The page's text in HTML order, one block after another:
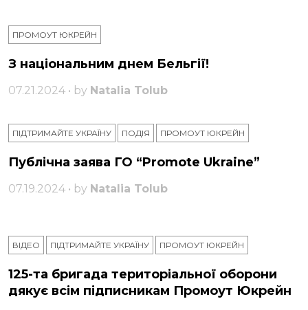
ПРОМОУТ ЮКРЕЙН
З національним днем ​​Бельгії!
07.21.2024 • by Natalia Tolub
ПІДТРИМАЙТЕ УКРАЇНУ ПОДІЯ ПРОМОУТ ЮКРЕЙН
Публічна заява ГО “Promote Ukraine”
07.19.2024 • by Natalia Tolub
ВІДЕО ПІДТРИМАЙТЕ УКРАЇНУ ПРОМОУТ ЮКРЕЙН
125-та бригада територіальної оборони
дякує всім підписникам Промоут Юкрейн